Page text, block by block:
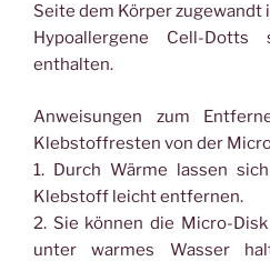
Seite dem Körper zugewandt
Hypoallergene Cell-
enthalten.
Anweisungen zum
Klebstoffresten von der
1. Durch Wärme lassen
Klebstoff leicht entfernen.
2. Sie können die Micro-
unter warmes Wasser